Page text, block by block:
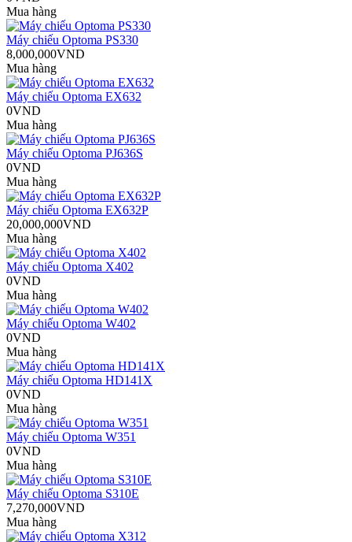
Mua hàng
Máy chiếu Optoma PS330
8,000,000VND
Mua hàng
Máy chiếu Optoma EX632
0VND
Mua hàng
Máy chiếu Optoma PJ636S
0VND
Mua hàng
Máy chiếu Optoma EX632P
20,000,000VND
Mua hàng
Máy chiếu Optoma X402
0VND
Mua hàng
Máy chiếu Optoma W402
0VND
Mua hàng
Máy chiếu Optoma HD141X
0VND
Mua hàng
Máy chiếu Optoma W351
0VND
Mua hàng
Máy chiếu Optoma S310E
7,270,000VND
Mua hàng